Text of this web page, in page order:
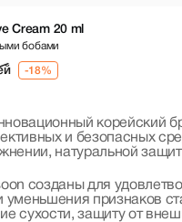
Cream 20 ml
бобами
корейский
и безопасных
натуральной
созданы для
уменьшения признаков
сухости, защиту от